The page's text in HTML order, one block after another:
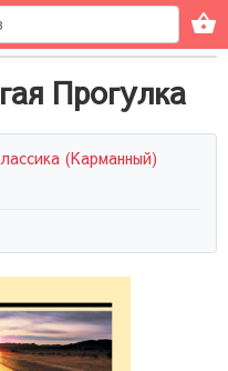
Прогулка
(Карманный)